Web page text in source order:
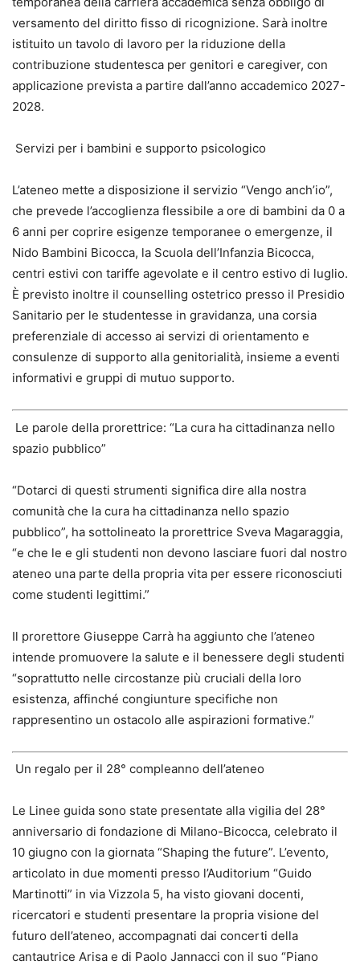
versamento del diritto fisso di ricognizione. Sarà inoltre
istituito un tavolo di lavoro per la riduzione della
contribuzione studentesca per genitori e caregiver, con
applicazione prevista a partire dall’anno accademico 2027-
2028.
Servizi per i bambini e supporto psicologico
L’ateneo mette a disposizione il servizio “Vengo anch’io”,
che prevede l’accoglienza flessibile a ore di bambini da 0 a
6 anni per coprire esigenze temporanee o emergenze, il
Nido Bambini Bicocca, la Scuola dell’Infanzia Bicocca,
centri estivi con tariffe agevolate e il centro estivo di luglio.
È previsto inoltre il counselling ostetrico presso il Presidio
Sanitario per le studentesse in gravidanza, una corsia
preferenziale di accesso ai servizi di orientamento e
consulenze di supporto alla genitorialità, insieme a eventi
informativi e gruppi di mutuo supporto.
Le parole della prorettrice: “La cura ha cittadinanza nello
spazio pubblico”
“Dotarci di questi strumenti significa dire alla nostra
comunità che la cura ha cittadinanza nello spazio
pubblico”, ha sottolineato la prorettrice Sveva Magaraggia,
“e che le e gli studenti non devono lasciare fuori dal nostro
ateneo una parte della propria vita per essere riconosciuti
come studenti legittimi.”
Il prorettore Giuseppe Carrà ha aggiunto che l’ateneo
intende promuovere la salute e il benessere degli studenti
“soprattutto nelle circostanze più cruciali della loro
esistenza, affinché congiunture specifiche non
rappresentino un ostacolo alle aspirazioni formative.”
Un regalo per il 28° compleanno dell’ateneo
Le Linee guida sono state presentate alla vigilia del 28°
anniversario di fondazione di Milano-Bicocca, celebrato il
10 giugno con la giornata “Shaping the future”. L’evento,
articolato in due momenti presso l’Auditorium “Guido
Martinotti” in via Vizzola 5, ha visto giovani docenti,
ricercatori e studenti presentare la propria visione del
futuro dell’ateneo, accompagnati dai concerti della
cantautrice Arisa e di Paolo Jannacci con il suo “Piano